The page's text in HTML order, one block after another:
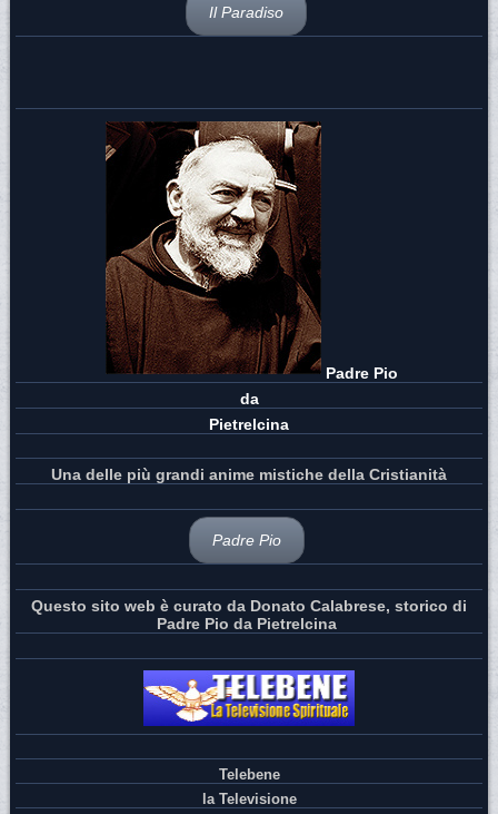
Il Paradiso
Padre Pio
da
Pietrelcina
Una delle più grandi anime mistiche della Cristianità
Padre Pio
Questo sito web è curato da Donato Calabrese, storico di
Padre Pio da Pietrelcina
Telebene
la Televisione